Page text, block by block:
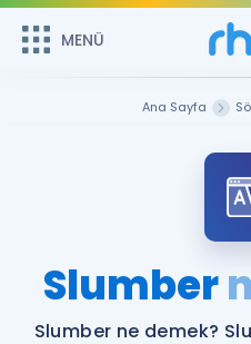
MENÜ
Sepetin
Remzi Hoca ile seni sınava
MENÜ
Ana Sayfa
Slumber
Slumber ne demek?